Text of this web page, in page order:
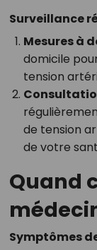
Surveillance
Mesures à
domicile
tension
de tension
de votre
Quand
Symptômes